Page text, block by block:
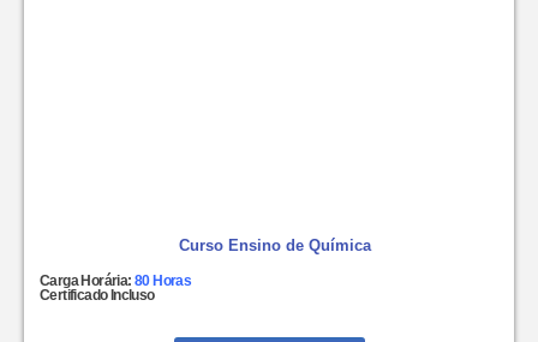
Curso Ensino de Química
Carga Horária:80 Horas
Certificado Incluso